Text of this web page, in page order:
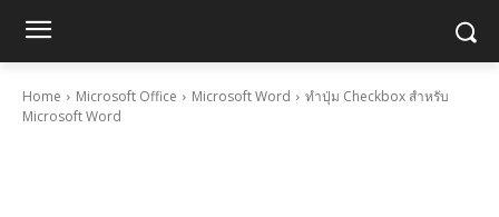
Home Microsoft Office Microsoft Word
ทำปุ่ม Checkbox สำหรับ
Microsoft Word